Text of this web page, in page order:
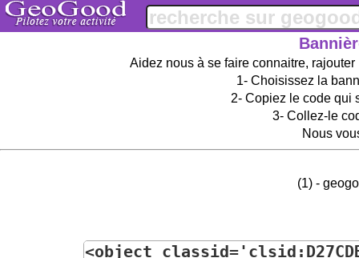
Aidez nous à se faire connaitre,
1- Choisissez la
2- Copiez le code qui
3- Collez-le
Nous
(1) -